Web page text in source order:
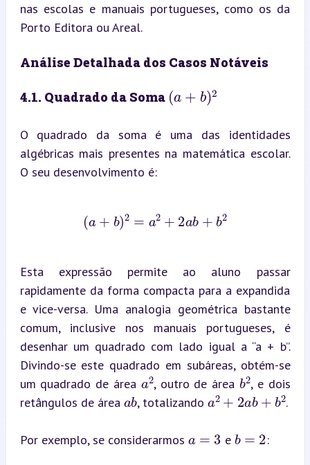
nas escolas e manuais portugueses, como os da
Porto Editora ou Areal.
Análise Detalhada dos Casos Notáveis
4.1. Quadrado da Soma
2
O quadrado da soma é uma das identidades
algébricas mais presentes na matemática escolar.
O seu desenvolvimento é:
(a + b) =a2 2 ab+ b 2
Esta expressão permite ao aluno passar
rapidamente da forma compacta para a expandida
e vice-versa. Uma analogia geométrica bastante
comum, inclusive nos manuais portugueses, é
desenhar um quadrado com lado igual a “a + b”.
Divindo-se este quadrado em subáreas, obtém-se
um quadrado de área
a2
, outro de área
b2
, e dois
retângulos de área
ab
, totalizando
a2+2a b+ b2
.
Por exemplo, se considerarmos e :